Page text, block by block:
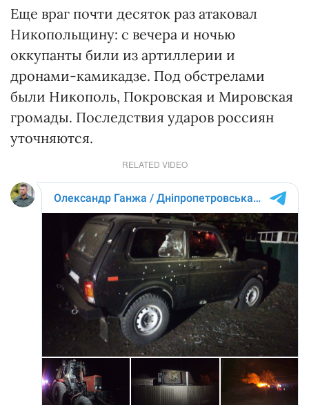
Еще враг почти десяток раз атаковал
Никопольщину: с вечера и ночью
оккупанты били из артиллерии и
дронами-камикадзе. Под обстрелами
были Никополь, Покровская и Мировская
громады. Последствия ударов россиян
уточняются.
RELATED VIDEO